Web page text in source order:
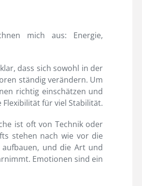
mich aus: Energie,
dass sich sowohl in der
ständig verändern. Um
richtig einschätzen und
für viel Stabilität.
ist oft von Technik oder
stehen nach wie vor die
aufbauen, und die Art und
Emotionen sind ein